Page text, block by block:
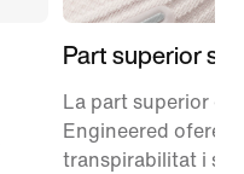
Part superior
La part superior de
Engineered ofereix
transpirabilitat i